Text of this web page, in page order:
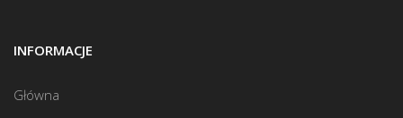
INFORMACJE
Główna